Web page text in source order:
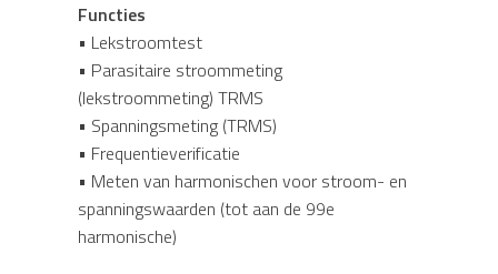
Functies
• Lekstroomtest
• Parasitaire stroommeting
(lekstroommeting) TRMS
• Spanningsmeting (TRMS)
• Frequentieverificatie
• Meten van harmonischen voor stroom- en
spanningswaarden (tot aan de 99e
harmonische)